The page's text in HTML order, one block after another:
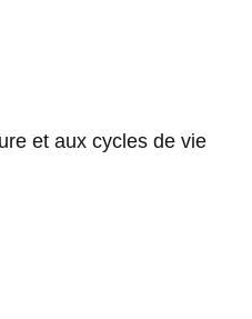
et aux cycles de vie